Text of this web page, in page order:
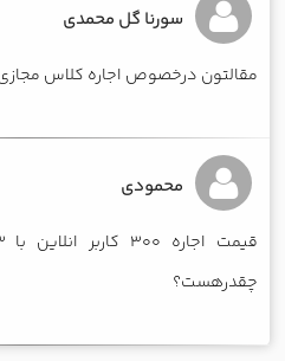
سورنا گل محمدی
مقالتون درخصوص اجاره کلاس
محمودی
چقدرهست؟